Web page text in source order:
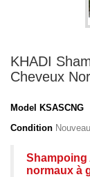
KHADI
Cheveux
Model KSASCNG
Condition Nouveau
normaux à